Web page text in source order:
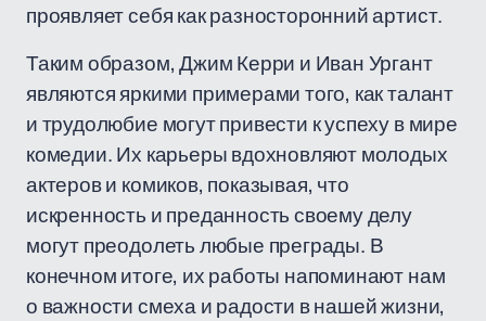
проявляет себя как разносторонний артист.
Таким образом, Джим Керри и Иван Ургант
являются яркими примерами того, как талант
и трудолюбие могут привести к успеху в мире
комедии. Их карьеры вдохновляют молодых
актеров и комиков, показывая, что
искренность и преданность своему делу
могут преодолеть любые преграды. В
конечном итоге, их работы напоминают нам
о важности смеха и радости в нашей жизни,